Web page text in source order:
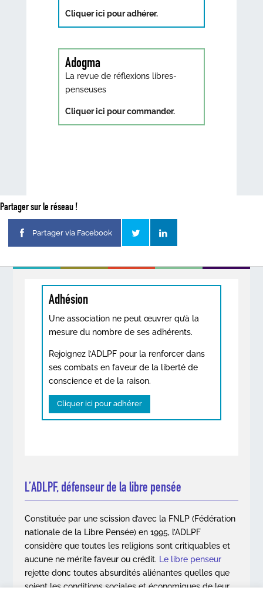
Cliquer ici pour adhérer.
Adogma
La revue de réflexions libres-
penseuses
Cliquer ici pour commander.
Partager sur le réseau !
Partager via Facebook
Adhésion
Une association ne peut œuvrer qu’à la
mesure du nombre de ses adhérents.
Rejoignez l’ADLPF pour la renforcer dans
ses combats en faveur de la liberté de
conscience et de la raison.
Cliquer ici pour adhérer
L’ADLPF, défenseur de la libre pensée
Constituée par une scission d’avec la FNLP (Fédération
nationale de la Libre Pensée) en 1995, l’ADLPF
considère que toutes les religions sont critiquables et
aucune ne mérite faveur ou crédit. Le libre penseur
rejette donc toutes absurdités aliénantes quelles que
soient les conditions sociales et économiques de leur